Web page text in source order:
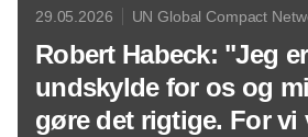
29.05.2026
UN Global Compact
Denmark
Robert Habeck: "Jeg
undskylde for os og
gøre det rigtige. For vi